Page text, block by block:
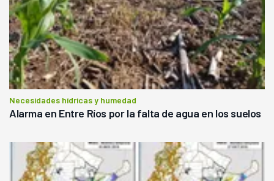
Necesidades hídricas y humedad
Alarma en Entre Ríos por la falta de agua en los suelos